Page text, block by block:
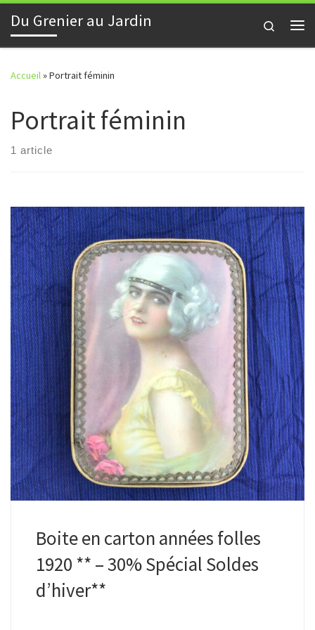
Skip to content
Du Grenier au Jardin
Search
Accueil»Portrait féminin
Portrait féminin
1 article
Boite en carton années folles
1920 ** – 30% Spécial Soldes
d’hiver**